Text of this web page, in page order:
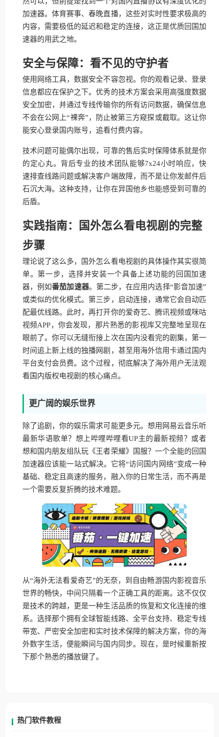
加速器。体育赛事、春晚直播，这些对实时性要求极高的
内容，需要极低的延迟和稳定的连接，这正是优质回国加
速器的用武之地。
安全与保障：看不见的守护者
使用网络工具，数据安全不容忽视。你的观看记录、登录
信息都应在保护之下。优秀的技术方案会采用高强度数据
安全加密，并通过专线传输你的所有访问数据，确保信息
不会在公网上“裸奔”，防止被第三方窥探或截取。这让你
能安心登录国内账号，追看付费内容。
技术问题可能偶尔出现，可靠的售后实时保障体系就是你
的定心丸。背后专业的技术团队能够7x24小时响应，快
速排查线路问题或解决客户端故障，而不是让你发邮件后
石沉大海。这种支持，让你在异国他乡也能感受到可靠的
后盾。
实践指南：国外怎么看电视剧的完整
步骤
理论说了这么多，国外怎么看电视剧的具体操作其实很简
单。第一步，选择并安装一个具备上述功能的回国加速
器，例如番茄加速器。第二步，在应用内选择“影音加速”
或类似的优化模式。第三步，启动连接，通常它会自动匹
配最优线路。此时，再打开你的爱奇艺、腾讯视频或咪咕
视频APP，你会发现，那片熟悉的影视库又完整地呈现在
眼前了。你可以无缝衔接上次在国内没看完的剧集，第一
时间追上新上线的独播网剧，甚至用海外信用卡通过国内
平台支付会员费。这个过程，彻底解决了海外用户无法观
看国内版权电视剧的核心痛点。
更广阔的娱乐世界
除了追剧，你的娱乐需求可能更多元。想用网易云音乐听
最新华语歌单？想上哔哩哔哩看UP主的最新视频？或者
想和国内朋友组队玩《王者荣耀》国服？一个全能的回国
加速器应该能一站式解决。它将“访问国内网络”变成一种
基础、稳定且高速的服务，融入你的日常生活，而不再是
一个需要反复折腾的技术难题。
从“海外无法看爱奇艺”的无奈，到自由畅游国内影视音乐
世界的畅快，中间只隔着一个正确工具的距离。这不仅仅
是技术的跨越，更是一种生活品质的恢复和文化连接的维
系。选择那个拥有全球智能线路、全平台支持、稳定专线
带宽、严密安全加密和实时技术保障的解决方案，你的海
外数字生活，便能瞬间与国内同步。现在，是时候重新按
下那个熟悉的播放键了。
热门软件教程